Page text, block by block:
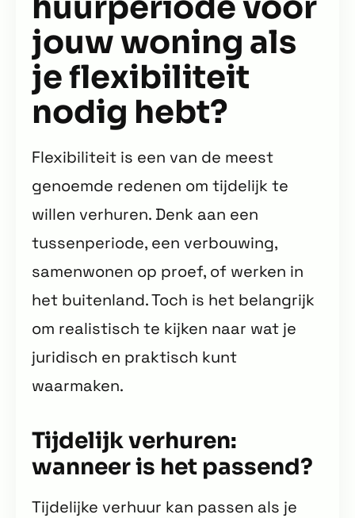
jouw woning als
je flexibiliteit
nodig hebt?
Flexibiliteit is een van de meest
genoemde redenen om tijdelijk te
willen verhuren. Denk aan een
tussenperiode, een verbouwing,
samenwonen op proef, of werken in
het buitenland. Toch is het belangrijk
om realistisch te kijken naar wat je
juridisch en praktisch kunt
waarmaken.
Tijdelijk verhuren:
wanneer is het passend?
Tijdelijke verhuur kan passen als je